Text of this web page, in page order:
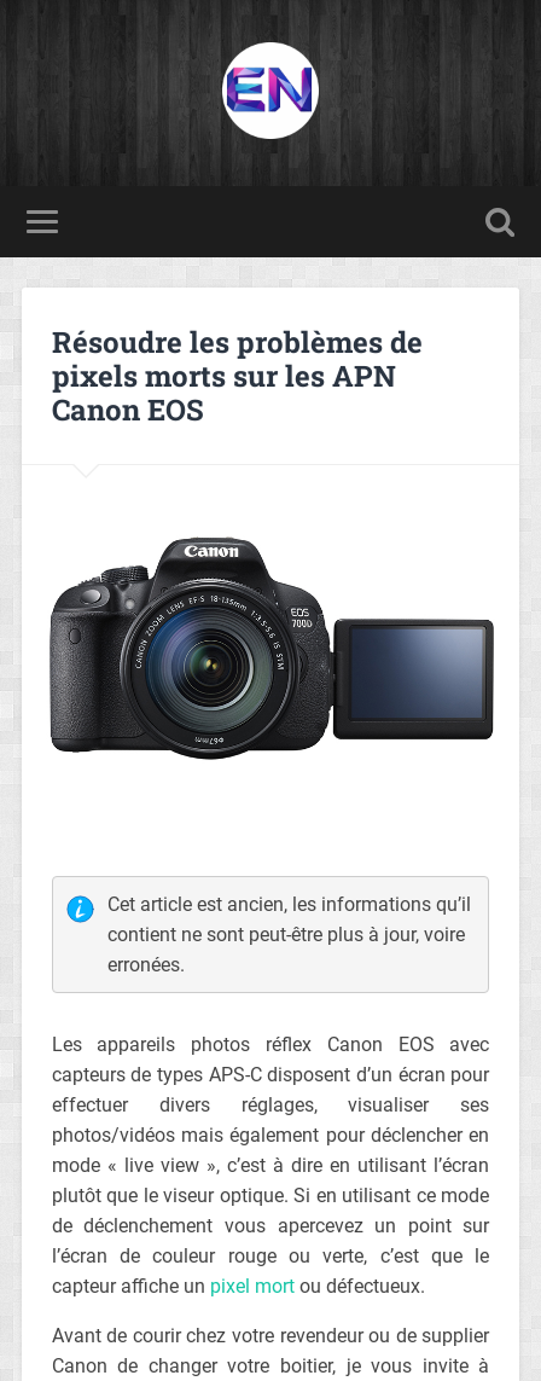
Résoudre les problèmes de
pixels morts sur les APN
Canon EOS
Cet article est ancien, les informations qu’il
contient ne sont peut-être plus à jour, voire
erronées.
Les appareils photos réflex Canon EOS avec
capteurs de types APS-C disposent d’un écran pour
effectuer divers réglages, visualiser ses
photos/vidéos mais également pour déclencher en
mode « live view », c’est à dire en utilisant l’écran
plutôt que le viseur optique. Si en utilisant ce mode
de déclenchement vous apercevez un point sur
l’écran de couleur rouge ou verte, c’est que le
capteur affiche un pixel mortou défectueux.
Avant de courir chez votre revendeur ou de supplier
Canon de changer votre boitier, je vous invite à